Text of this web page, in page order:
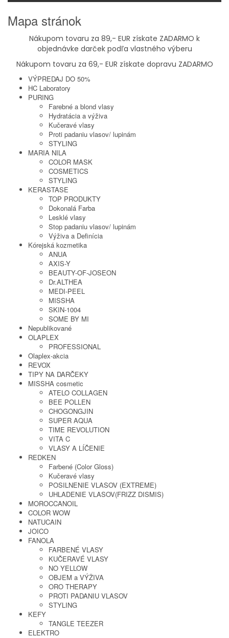
Mapa stránok
Nákupom tovaru za 89,- EUR získate ZADARMO k
objednávke darček podľa vlastného výberu
Nákupom tovaru za 69,- EUR získate dopravu ZADARMO
VÝPREDAJ DO 50%
HC Laboratory
PURING
Farebné a blond vlasy
Hydratácia a výživa
Kučeravé vlasy
Proti padaniu vlasov/ lupinám
STYLING
MARIA NILA
COLOR MASK
COSMETICS
STYLING
KERASTASE
TOP PRODUKTY
Dokonalá Farba
Lesklé vlasy
Stop padaniu vlasov/ lupinám
Výživa a Definícia
Kórejská kozmetika
ANUA
AXIS-Y
BEAUTY-OF-JOSEON
Dr.ALTHEA
MEDI-PEEL
MISSHA
SKIN-1004
SOME BY MI
Nepublikované
OLAPLEX
PROFESSIONAL
Olaplex-akcia
REVOX
TIPY NA DARČEKY
MISSHA cosmetic
ATELO COLLAGEN
BEE POLLEN
CHOGONGJIN
SUPER AQUA
TIME REVOLUTION
VITA C
VLASY A LÍČENIE
REDKEN
Farbené (Color Gloss)
Kučeravé vlasy
POSILNENIE VLASOV (EXTREME)
UHLADENIE VLASOV(FRIZZ DISMIS)
MOROCCANOIL
COLOR WOW
NATUCAIN
JOICO
FANOLA
FARBENÉ VLASY
KUČERAVÉ VLASY
NO YELLOW
OBJEM a VÝŽIVA
ORO THERAPY
PROTI PADANIU VLASOV
STYLING
KEFY
TANGLE TEEZER
ELEKTRO